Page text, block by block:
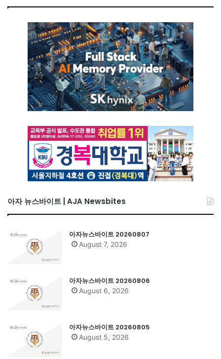
아자 뉴스바이트 | AJA Newsbites
아자뉴스바이트 20260807
August 7, 2026
아자뉴스바이트 20260806
August 6, 2026
아자뉴스바이트 20260805
August 5, 2026